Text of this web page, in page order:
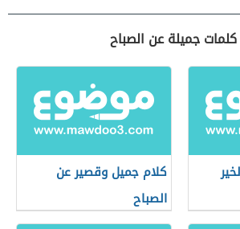
جميلة عن الصباح
كلام جميل وقصير عن
الصباح